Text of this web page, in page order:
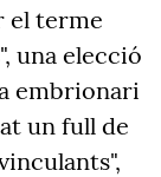
el terme
una elecció
embrionari
un full de